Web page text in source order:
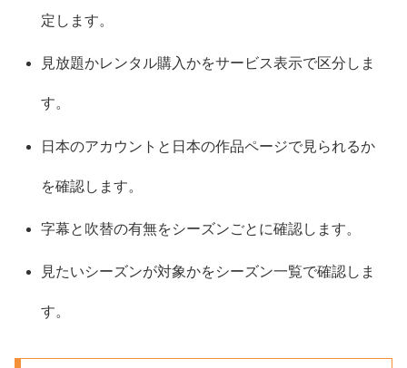
定します。
見放題かレンタル購入かをサービス表示で区分しま
す。
日本のアカウントと日本の作品ページで見られるか
を確認します。
字幕と吹替の有無をシーズンごとに確認します。
見たいシーズンが対象かをシーズン一覧で確認しま
す。